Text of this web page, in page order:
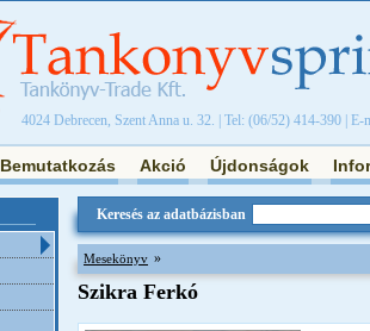
4024 Debrecen, Szent Anna u. 32. | Tel: (06/52) 414-390 | E-
Bemutatkozás Akció Újdonságok
Keresés az adatbázisban
Mesekönyv »
Szikra Ferkó